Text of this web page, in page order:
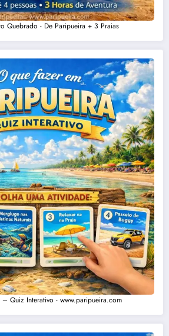
Quebrado - De Paripueira + 3 Praias
Quiz Interativo - www.paripueira.com